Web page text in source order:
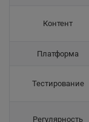
Контент
Платформа
Тестирование
Регулярность